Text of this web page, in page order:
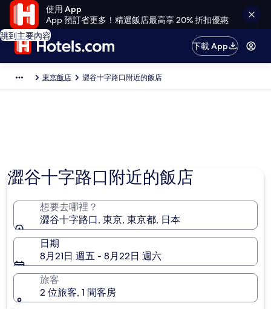
使用 App
App 預訂省更多！精選飯店最高享 20% 折扣優惠
跳到主要內容
下載 App
東京飯店 澀谷十字路口附近的飯店
澀谷十字路口附近的飯店
想要去哪裡？
澀谷十字路口, 東京, 東京都, 日本
日期
8月21日 週五 - 8月22日 週六
旅客
2 位旅客, 1 間客房